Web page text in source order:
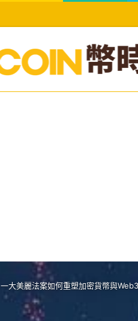
一大美麗法案如何重塑加密貨幣與